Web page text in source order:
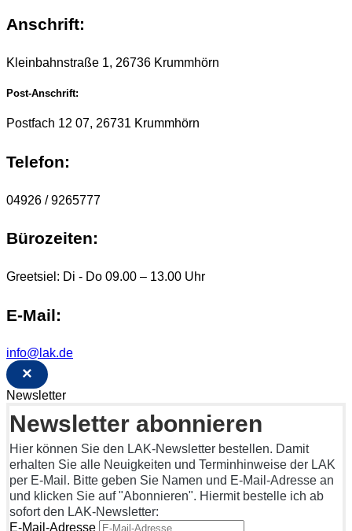
Anschrift:
Kleinbahnstraße 1, 26736 Krummhörn
Post-Anschrift:
Postfach 12 07, 26731 Krummhörn
Telefon:
04926 / 9265777
Bürozeiten:
Greetsiel: Di - Do 09.00 – 13.00 Uhr
E-Mail:
info@lak.de
×
Newsletter
Newsletter abonnieren
Hier können Sie den LAK-Newsletter bestellen. Damit
erhalten Sie alle Neuigkeiten und Terminhinweise der LAK
per E-Mail. Bitte geben Sie Namen und E-Mail-Adresse an
und klicken Sie auf "Abonnieren". Hiermit bestelle ich ab
sofort den LAK-Newsletter:
E-Mail-Adresse